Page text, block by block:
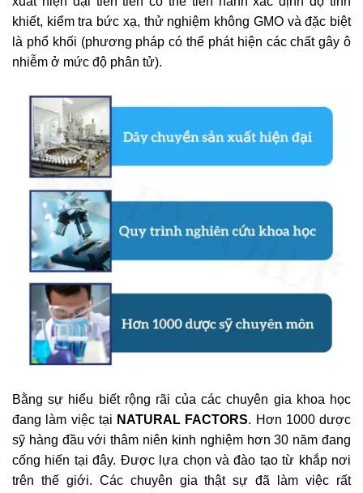
khiết, kiểm tra bức xạ, thử nghiệm không GMO và đặc biệt
là phổ khối (phương pháp có thể phát hiện các chất gây ô
nhiễm ở mức độ phân tử).
Bằng sự hiểu biết rộng rãi của các chuyên gia khoa học
đang làm việc tại NATURAL FACTORS. Hơn 1000 dược
sỹ hàng đầu với thâm niên kinh nghiệm hơn 30 năm đang
cống hiến tại đây. Được lựa chọn và đào tạo từ khắp nơi
trên thế giới. Các chuyên gia thật sự đã làm việc rất